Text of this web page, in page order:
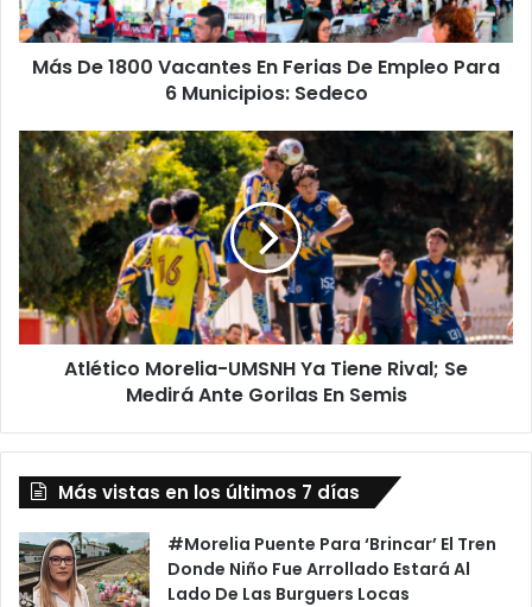
Empleo
Para
Más De 1800 Vacantes En Ferias De Empleo Para
6 Municipios: Sedeco
Atlético
Morelia-
UMSNH
Ya
Tiene
Rival;
Se
Medirá
Ante
GorilasAtlético Morelia-UMSNH Ya Tiene Rival; Se
Medirá Ante Gorilas En Semis
Más vistas en los últimos 7 días
#Morelia Puente Para ‘Brincar’ El Tren
Donde Niño Fue Arrollado Estará Al
Lado De Las Burguers Locas